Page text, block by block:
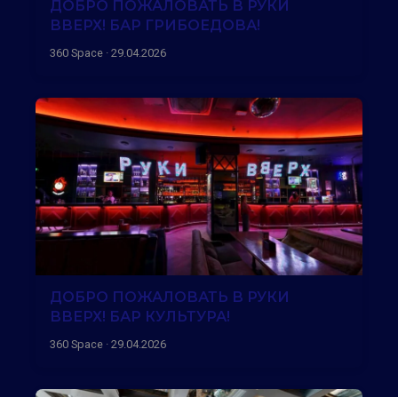
ДОБРО ПОЖАЛОВАТЬ В РУКИ
ВВЕРХ! БАР ГРИБОЕДОВА!
360 Space · 29.04.2026
ДОБРО ПОЖАЛОВАТЬ В РУКИ
ВВЕРХ! БАР КУЛЬТУРА!
360 Space · 29.04.2026